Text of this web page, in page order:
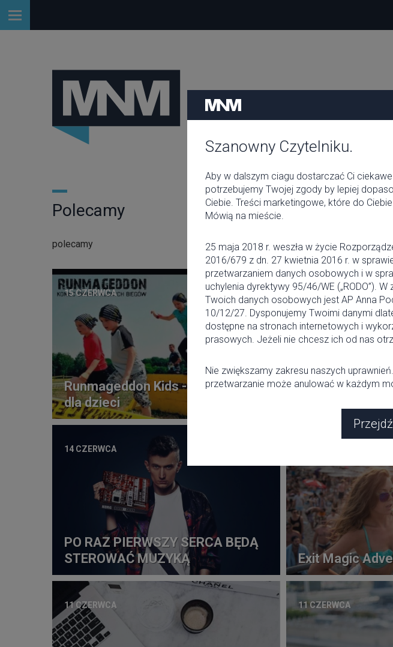
Polecamy
polecamy
15 CZERWCA
Runmageddon Kids - tor przeszkód
dla dzieci
15 CZERWCA
14 CZERWCA
PO RAZ PIERWSZY SERCA BĘDĄ
STEROWAĆ MUZYKĄ
Exit Magic
11 CZERWCA 11 CZERWCA
Szanowny Czytelniku.
Aby w dalszym ciagu dostarczać Ci
potrzebujemy Twojej zgody by lepiej
Ciebie. Treści marketingowe, które do
Mówią na mieście.
25 maja 2018 r. weszła w życie
2016/679 z dn. 27 kwietnia 2016 r. w
przetwarzaniem danych osobowych i w
uchylenia dyrektywy 95/46/WE („RODO”).
Twoich danych osobowych jest AP Anna
10/12/27. Dysponujemy Twoimi danymi
dostępne na stronach internetowych i
prasowych. Jeżeli nie chcesz ich od nas
Nie zwiększamy zakresu naszych
przetwarzanie może anulować w każdym